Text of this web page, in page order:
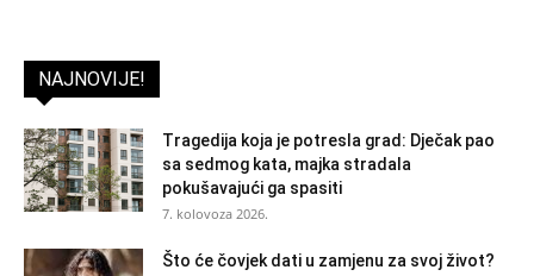
NAJNOVIJE!
Tragedija koja je potresla grad: Dječak pao
sa sedmog kata, majka stradala
pokušavajući ga spasiti
7. kolovoza 2026.
Što će čovjek dati u zamjenu za svoj život?